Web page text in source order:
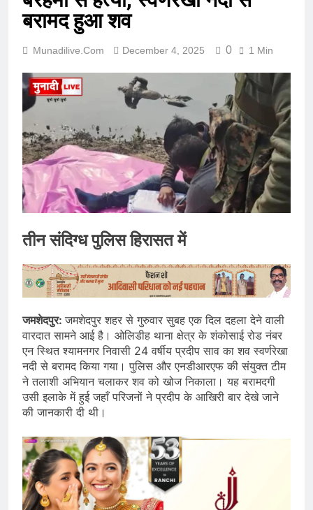
बरामद हुआ शव
Munadilive.com December 4, 2025 0 1 Min
तीन संदिग्ध पुलिस हिरासत में
जमशेदपुर:जमशेदपुर शहर से गुरुवार सुबह एक दिल दहला देने वाली
वारदात सामने आई है। ओलिडीह थाना क्षेत्र के शंकोसाई रोड नंबर
एन स्थित श्यामनगर निवासी 24 वर्षीय प्रदीप साव का शव स्वर्णरेखा
नदी से बरामद किया गया। पुलिस और एनडीआरएफ की संयुक्त टीम
ने तलाशी अभियान चलाकर शव को खोज निकाला। यह बरामदगी
उसी इलाके में हुई जहाँ परिजनों ने प्रदीप के आखिरी बार देखे जाने
की जानकारी दी थी।